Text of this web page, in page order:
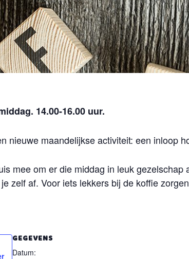
14.00-16.00 uur.
nieuwe maandelijkse activiteit: een inloop
mee om er die middag in leuk
zelf af. Voor iets lekkers bij de koffie
GEGEVENS
Datum: